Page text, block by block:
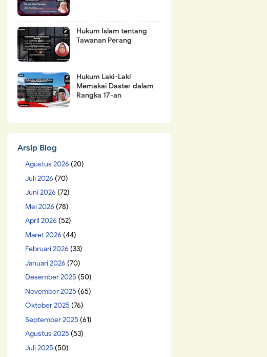
Hukum Islam tentang
Tawanan Perang
Hukum Laki-Laki
Memakai Daster dalam
Rangka 17-an
Arsip Blog
Agustus 2026 (20)
Juli 2026 (70)
Juni 2026 (72)
Mei 2026 (78)
April 2026 (52)
Maret 2026 (44)
Februari 2026 (33)
Januari 2026 (70)
Desember 2025 (50)
November 2025 (65)
Oktober 2025 (76)
September 2025 (61)
Agustus 2025 (53)
Juli 2025 (50)